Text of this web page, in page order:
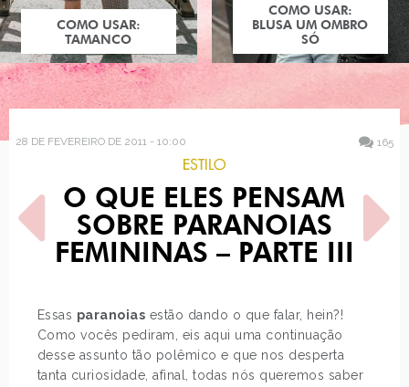
COMO USAR:
TAMANCO
COMO USAR:
BLUSA UM OMBRO
SÓ
28 DE FEVEREIRO DE 2011 - 10:00 165
ESTILO
O QUE ELES PENSAM
SOBRE PARANOIAS
FEMININAS – PARTE III
Essas paranoias estão dando o que falar, hein?!
Como vocês pediram, eis aqui uma continuação
desse assunto tão polêmico e que nos desperta
tanta curiosidade, afinal, todas nós queremos saber
POST ANTERIOR
RECEITAS ILUSTRADAS
PRÓXIMO POST
IMPORIUM - FUN, SHOES
AND MUSIC ON THE…